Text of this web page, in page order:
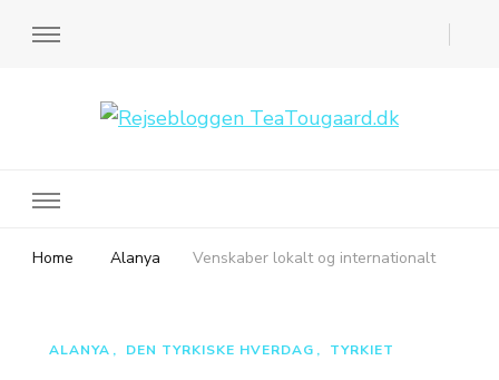
Home Alanya Venskaber lokalt og internationalt
ALANYA DEN TYRKISKE HVERDAG TYRKIET